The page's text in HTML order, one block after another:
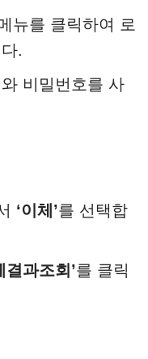
뉴를 클릭하여 로
.
비밀번호를 사
‘이체’를 선택합
결과조회’를 클릭